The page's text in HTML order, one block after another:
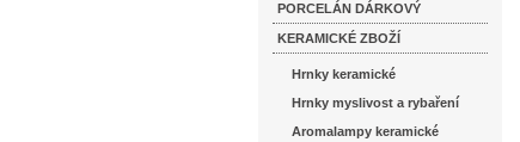
PORCELÁN DÁRKOVÝ
KERAMICKÉ ZBOŽÍ
Hrnky keramické
Hrnky myslivost a rybaření
Aromalampy keramické